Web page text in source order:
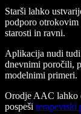
Starši lahko
podporo otrokovim
starosti in ravni.
Aplikacija nudi
dnevnimi poročili,
modelnimi primeri.
Orodje AAC lahko
pospeši terapevtski